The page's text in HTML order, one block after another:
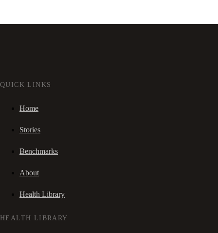
QUICK LINKS
Home
Stories
Benchmarks
About
Health Library
HEALTH LIBRARY